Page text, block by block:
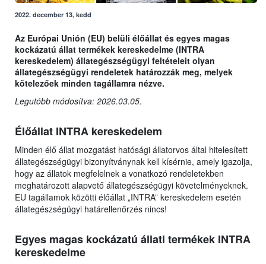
2022. december 13, kedd
Az Európai Unión (EU) belüli élőállat és egyes magas
kockázatú állat termékek kereskedelme (INTRA
kereskedelem) állategészségügyi feltételeit olyan
állategészségügyi rendeletek határozzák meg, melyek
kötelezőek minden tagállamra nézve.
Legutóbb módosítva: 2026.03.05.
Élőállat INTRA kereskedelem
Minden élő állat mozgatást hatósági állatorvos által hitelesített
állategészségügyi bizonyítványnak kell kísérnie, amely igazolja,
hogy az állatok megfelelnek a vonatkozó rendeletekben
meghatározott alapvető állategészségügyi követelményeknek.
EU tagállamok közötti élőállat „INTRA” kereskedelem esetén
állategészségügyi határellenőrzés nincs!
Egyes magas kockázatú állati termékek INTRA
kereskedelme